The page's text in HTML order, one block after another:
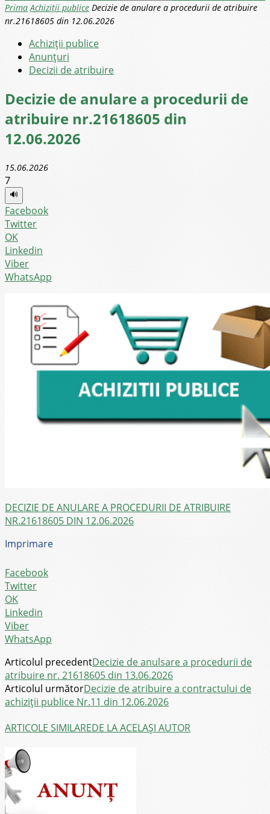
Prima Achiziții publice Decizie de anulare a procedurii de atribuire
nr.21618605 din 12.06.2026
Achiziții publice
Anunţuri
Decizii de atribuire
Decizie de anulare a procedurii de
atribuire nr.21618605 din
12.06.2026
15.06.2026
7
🔊
Facebook
Twitter
OK
Linkedin
Viber
WhatsApp
DECIZIE DE ANULARE A PROCEDURII DE ATRIBUIRE
NR.21618605 DIN 12.06.2026
Imprimare
Facebook
Twitter
OK
Linkedin
Viber
WhatsApp
Articolul precedentDecizie de anulsare a procedurii de
atribuire nr. 21618605 din 13.06.2026
Articolul următorDecizie de atribuire a contractului de
achiziții publice Nr.11 din 12.06.2026
ARTICOLE SIMILAREDE LA ACELAȘI AUTOR